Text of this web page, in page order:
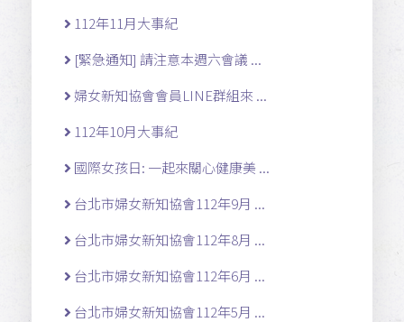
112年11月大事紀
[緊急通知] 請注意本週六會議 ...
婦女新知協會會員LINE群組來 ...
112年10月大事紀
國際女孩日: 一起來關心健康美 ...
台北市婦女新知協會112年9月 ...
台北市婦女新知協會112年8月 ...
台北市婦女新知協會112年6月 ...
台北市婦女新知協會112年5月 ...